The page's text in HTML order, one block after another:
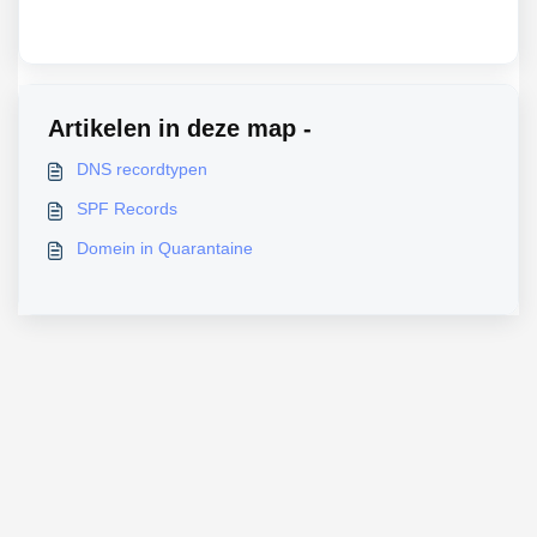
Artikelen in deze map -
DNS recordtypen
SPF Records
Domein in Quarantaine